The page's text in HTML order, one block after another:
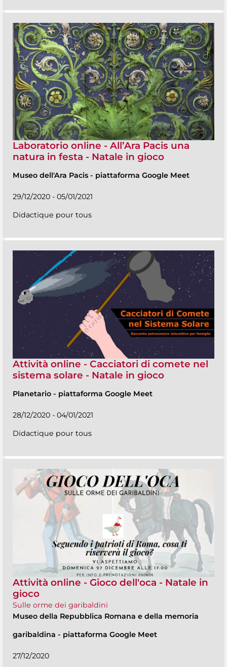
Laboratorio online - All’Ara Pacis una
natura in festa - Natale in gioco
Museo dell'Ara Pacis - piattaforma Google Meet
29/12/2020 - 05/01/2021
Didactique pour tous
Attività online - Cacciatori di comete nel
sistema solare - Natale in gioco
Planetario - piattaforma Google Meet
28/12/2020 - 04/01/2021
Didactique pour tous
Attività online - Gioco dell'oca - Natale in
gioco
Sulle orme dei garibaldini
Museo della Repubblica Romana e della memoria
garibaldina - piattaforma Google Meet
27/12/2020